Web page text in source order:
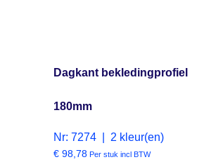
Dagkant bekledingprofiel
180mm
Nr: 7274 | 2 kleur(en)
€ 98,78 Per stuk incl BTW